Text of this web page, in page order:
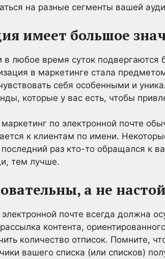
на разные сегменты вашей
имеет большое
в любое время суток
в маркетинге стала
себя особенными и
которые у вас есть, чтобы
по электронной почте
к клиентам по имени.
последний раз кто-то обращался к
тем лучше.
а не
почте всегда должна
контента,
количество отписок. Помните,
вашего списка (или списков)